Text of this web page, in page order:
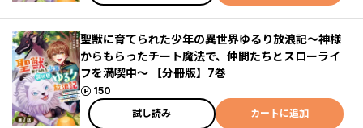
聖獣に育てられた少年の異世界ゆるり放浪記～神様
からもらったチート魔法で、仲間たちとスローライ
フを満喫中～ 【分冊版】7巻
150
ポイント
試し読み
カートに追加